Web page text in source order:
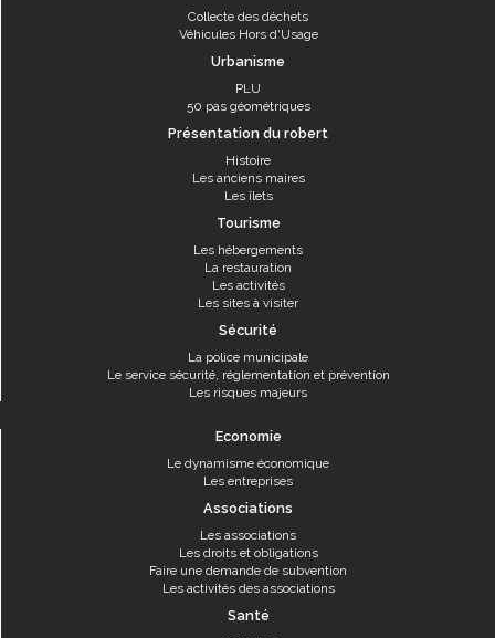
Collecte des déchets
Véhicules Hors d'Usage
Urbanisme
PLU
50 pas géométriques
Présentation du robert
Histoire
Les anciens maires
Les îlets
Tourisme
Les hébergements
La restauration
Les activités
Les sites à visiter
Sécurité
La police municipale
Le service sécurité, réglementation et prévention
Les risques majeurs
Economie
Le dynamisme économique
Les entreprises
Associations
Les associations
Les droits et obligations
Faire une demande de subvention
Les activités des associations
Santé